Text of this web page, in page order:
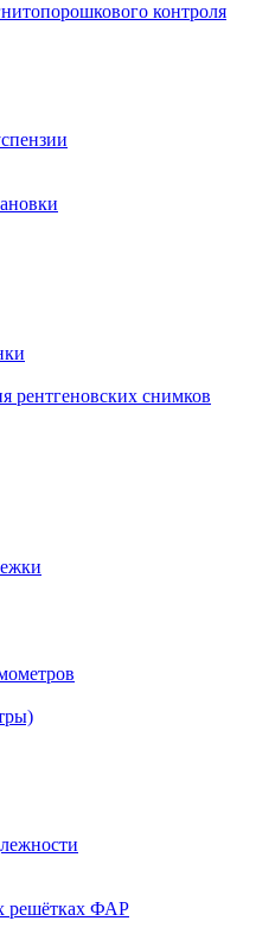
контроля
рентгеновских снимков
решётках ФАР